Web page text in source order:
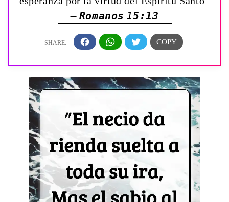
— Romanos 15:13